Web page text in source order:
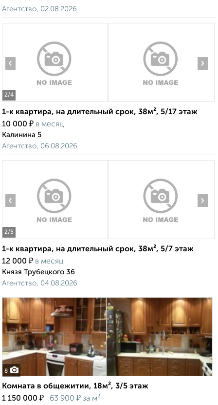
Агентство, 02.08.2026
2/4
‹ ›
1-к квартира, на длительный срок, 38м², 5/17 этаж
10 000 ₽ в месяц
Калинина 5
Агентство, 06.08.2026
2/5
‹ ›
1-к квартира, на длительный срок, 38м², 5/7 этаж
12 000 ₽ в месяц
Князя Трубецкого 36
Агентство, 04.08.2026
8
Комната в общежитии, 18м², 3/5 этаж
1 150 000 ₽ 63 900 ₽ за м²